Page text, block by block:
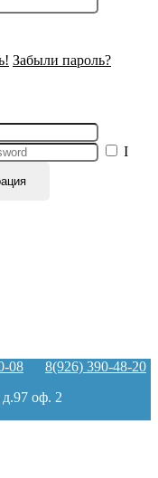
Забыли пароль?
I
08
8(926) 390-48-20
оф. 2